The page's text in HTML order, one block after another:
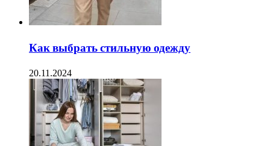
Как выбрать стильную одежду
20.11.2024